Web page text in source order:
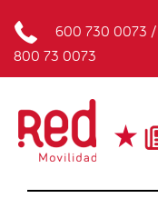
600 730 0073 /
800 73 0073